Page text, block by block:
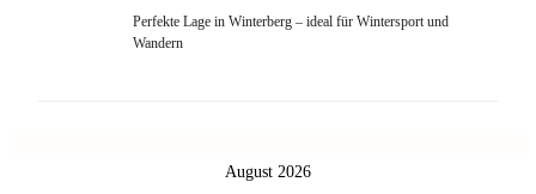
Perfekte Lage in Winterberg – ideal für Wintersport und
Wandern
August 2026